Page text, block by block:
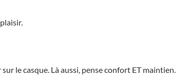
le casque. Là aussi, pense confort ET maintien.